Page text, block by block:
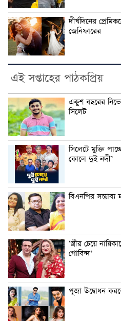
দীর্ঘদিনের
জেনিফারের
এই সপ্তাহের পাঠকপ্রিয়
একুশ বছরের
সিলেট
সিলেটে মুক্তি
কোলে দুই নদী’
বিএনপির সম্ভাব্য
‘স্ত্রীর চেয়ে
গোবিন্দ’
পূজা উদ্বোধন